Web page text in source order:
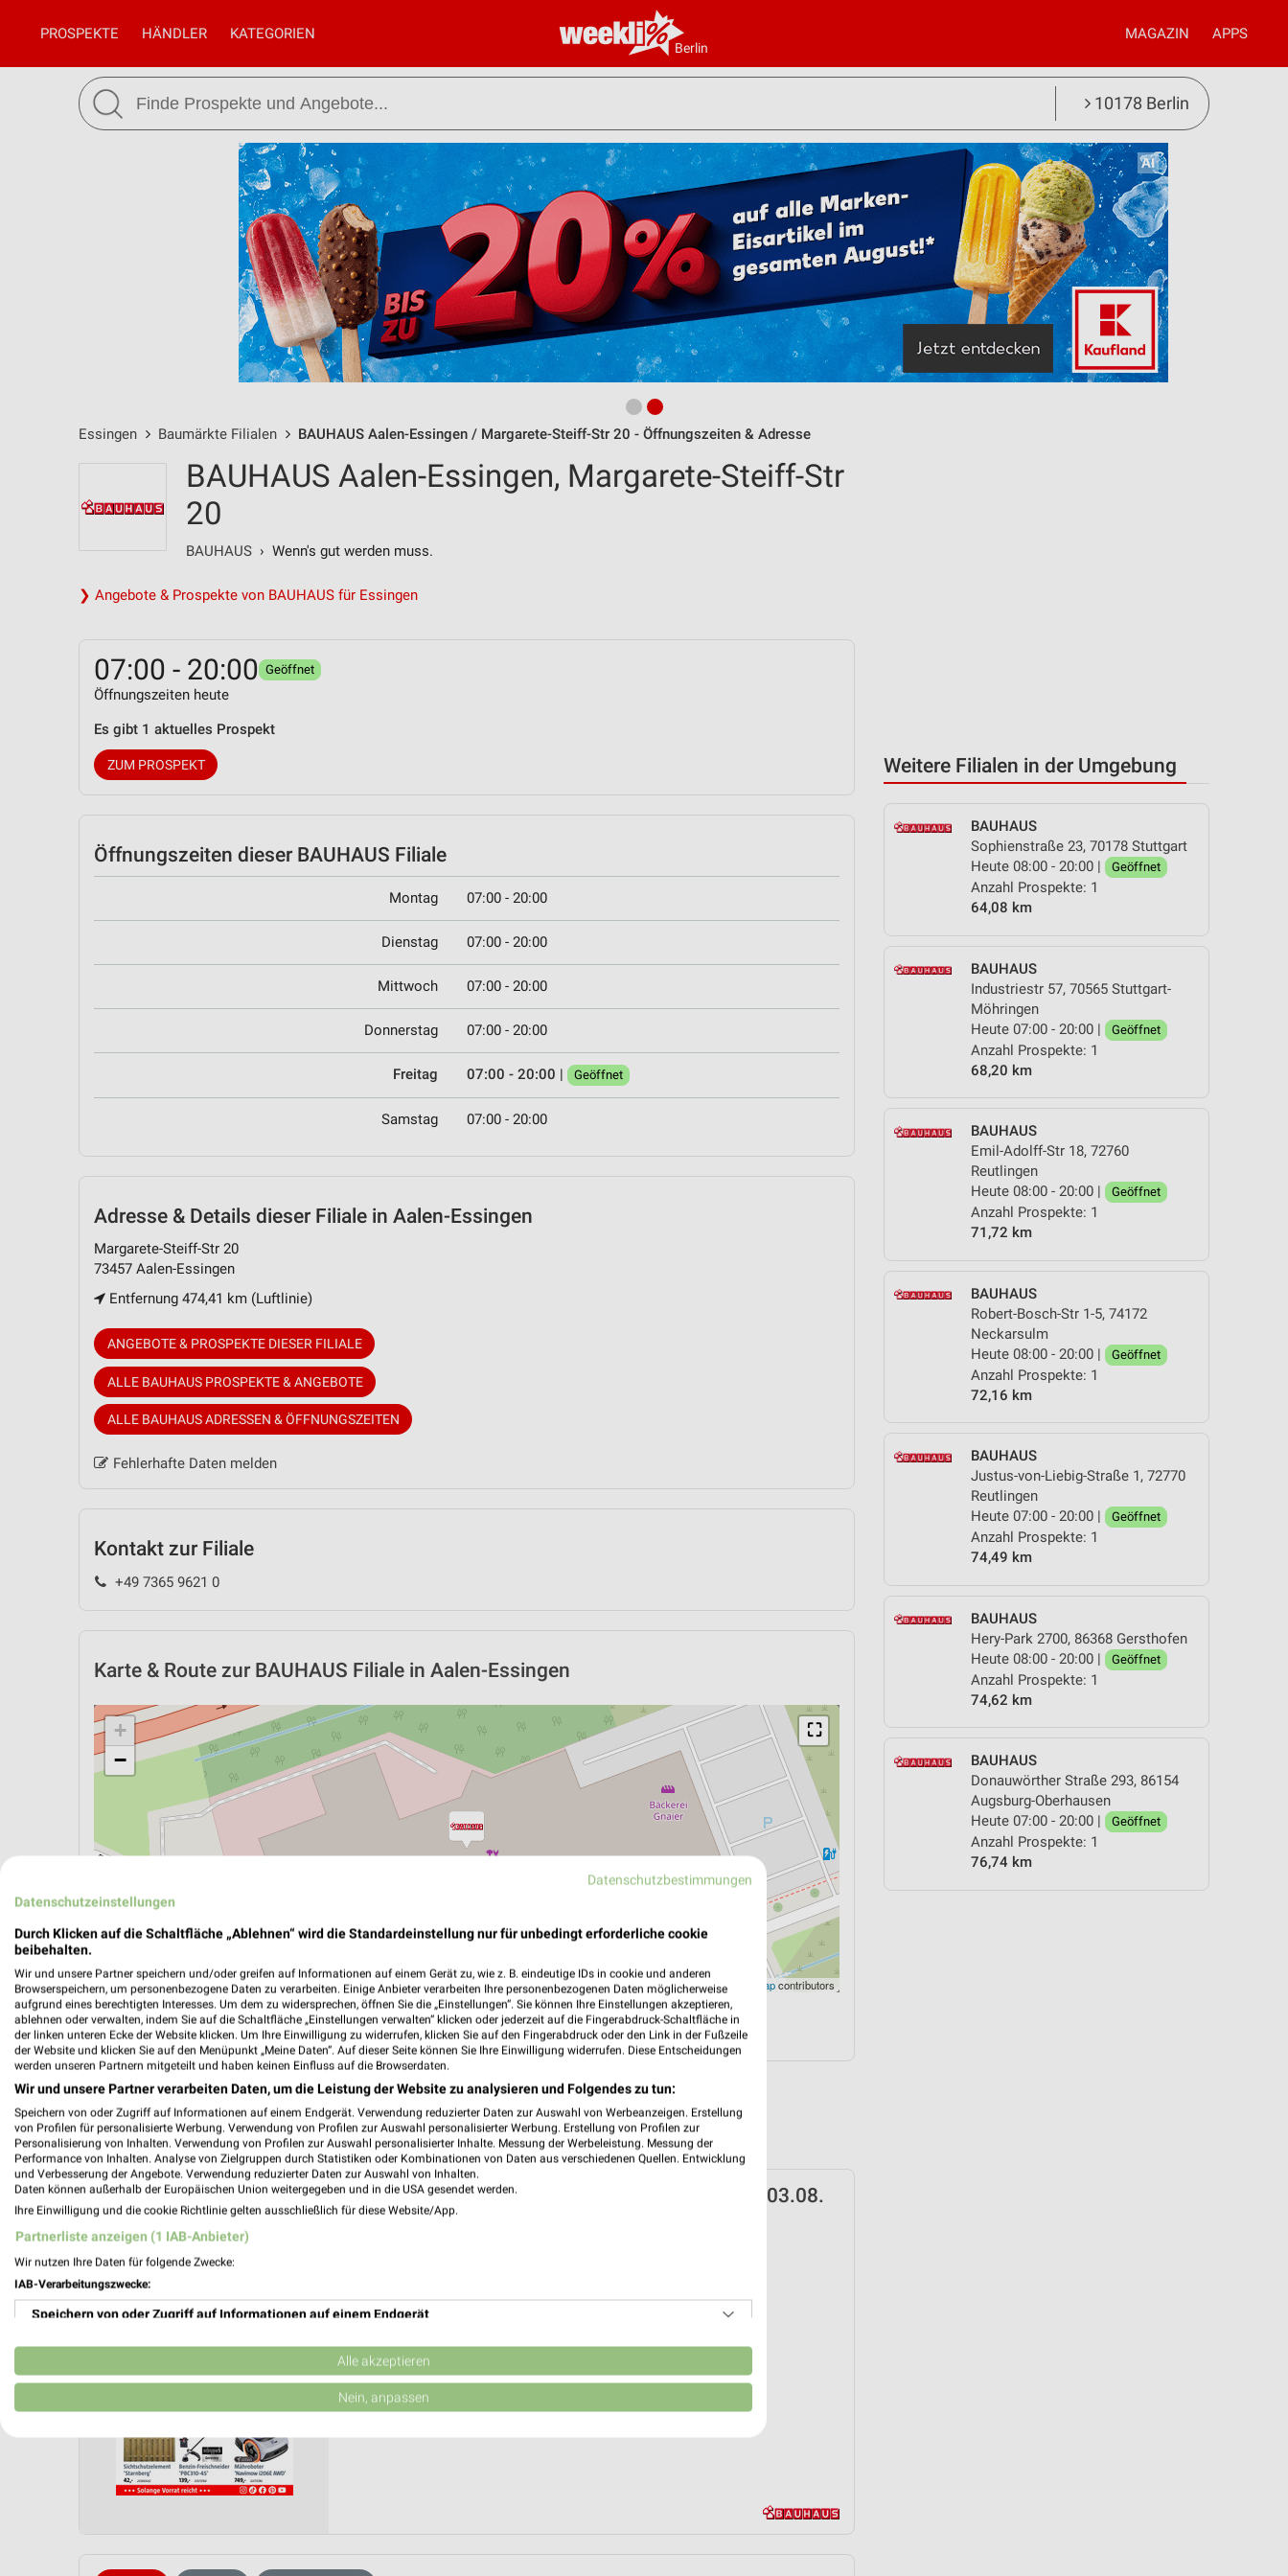
Berlin
PROSPEKTE HÄNDLER KATEGORIEN MAGAZIN APPS
10178 Berlin
Essingen Baumärkte Filialen BAUHAUS Aalen-Essingen / Margarete-Steiff-Str 20 - Öffnungszeiten & Adresse
Weitere Filialen in der Umgebung
BAUHAUS
Sophienstraße 23, 70178 Stuttgart
Heute 08:00 - 20:00 |
Geöffnet
Anzahl Prospekte: 1
64,08 km
BAUHAUS
Industriestr 57, 70565 Stuttgart-
Möhringen
Heute 07:00 - 20:00 |
Geöffnet
Anzahl Prospekte: 1
68,20 km
BAUHAUS
Emil-Adolff-Str 18, 72760
Reutlingen
Heute 08:00 - 20:00 |
Geöffnet
Anzahl Prospekte: 1
71,72 km
BAUHAUS
Robert-Bosch-Str 1-5, 74172
Neckarsulm
Heute 08:00 - 20:00 |
Geöffnet
Anzahl Prospekte: 1
72,16 km
BAUHAUS
Justus-von-Liebig-Straße 1, 72770
Reutlingen
Heute 07:00 - 20:00 |
Geöffnet
Anzahl Prospekte: 1
74,49 km
BAUHAUS
Hery-Park 2700, 86368 Gersthofen
Heute 08:00 - 20:00 |
Geöffnet
Anzahl Prospekte: 1
74,62 km
BAUHAUS
Donauwörther Straße 293, 86154
Augsburg-Oberhausen
Heute 07:00 - 20:00 |
Geöffnet
Anzahl Prospekte: 1
76,74 km
BAUHAUS Aalen-Essingen, Margarete-Steiff-Str
20
BAUHAUS › Wenn's gut werden muss.
❯ Angebote & Prospekte von BAUHAUS für Essingen
07:00 - 20:00 Geöffnet
Öffnungszeiten heute
Es gibt 1 aktuelles Prospekt
ZUM PROSPEKT
Öffnungszeiten dieser BAUHAUS Filiale
Montag 07:00 - 20:00
Dienstag 07:00 - 20:00
Mittwoch 07:00 - 20:00
Donnerstag 07:00 - 20:00
Freitag 07:00 - 20:00 | Geöffnet
Samstag 07:00 - 20:00
Adresse & Details dieser Filiale in Aalen-Essingen
Margarete-Steiff-Str 20
73457 Aalen-Essingen
Entfernung 474,41 km (Luftlinie)
ANGEBOTE & PROSPEKTE DIESER FILIALE
ALLE BAUHAUS PROSPEKTE & ANGEBOTE
ALLE BAUHAUS ADRESSEN & ÖFFNUNGSZEITEN
Fehlerhafte Daten melden
Kontakt zur Filiale
+49 7365 9621 0
Karte & Route zur BAUHAUS Filiale in Aalen-Essingen
⛶
+
−
Leaflet|©OpenStreetMapcontributors
ÖPNV ANZEIGEN LADESÄULEN ANZEIGEN NAVIGATION MIT GOOGLE/IOS MAPS
Aktuelle Angebote in dieser Filiale
Anzahl Prospekte: 1
Letztes Prospektupdate: vor 8 Tagen
❯
BAUHAUS Prospekt für Essingen ab Mo. den 03.08.
Datenschutzbestimmungen
Datenschutzeinstellungen
Durch Klicken auf die Schaltfläche „Ablehnen“ wird die Standardeinstellung nur für unbedingt erforderliche cookie
beibehalten.
Wir und unsere Partner speichern und/oder greifen auf Informationen auf einem Gerät zu, wie z. B. eindeutige IDs in cookie und anderen
Browserspeichern, um personenbezogene Daten zu verarbeiten. Einige Anbieter verarbeiten Ihre personenbezogenen Daten möglicherweise
aufgrund eines berechtigten Interesses. Um dem zu widersprechen, öffnen Sie die „Einstellungen“. Sie können Ihre Einstellungen akzeptieren,
ablehnen oder verwalten, indem Sie auf die Schaltfläche „Einstellungen verwalten“ klicken oder jederzeit auf die Fingerabdruck-Schaltfläche in
der linken unteren Ecke der Website klicken. Um Ihre Einwilligung zu widerrufen, klicken Sie auf den Fingerabdruck oder den Link in der Fußzeile
der Website und klicken Sie auf den Menüpunkt „Meine Daten“. Auf dieser Seite können Sie Ihre Einwilligung widerrufen. Diese Entscheidungen
werden unseren Partnern mitgeteilt und haben keinen Einfluss auf die Browserdaten.
Wir und unsere Partner verarbeiten Daten, um die Leistung der Website zu analysieren und Folgendes zu tun:
Speichern von oder Zugriff auf Informationen auf einem Endgerät. Verwendung reduzierter Daten zur Auswahl von Werbeanzeigen. Erstellung
von Profilen für personalisierte Werbung. Verwendung von Profilen zur Auswahl personalisierter Werbung. Erstellung von Profilen zur
Personalisierung von Inhalten. Verwendung von Profilen zur Auswahl personalisierter Inhalte. Messung der Werbeleistung. Messung der
Performance von Inhalten. Analyse von Zielgruppen durch Statistiken oder Kombinationen von Daten aus verschiedenen Quellen. Entwicklung
und Verbesserung der Angebote. Verwendung reduzierter Daten zur Auswahl von Inhalten.
Daten können außerhalb der Europäischen Union weitergegeben und in die USA gesendet werden.
Ihre Einwilligung und die cookie Richtlinie gelten ausschließlich für diese Website/App.
Partnerliste anzeigen (1 IAB-Anbieter)
Wir nutzen Ihre Daten für folgende Zwecke:
IAB-Verarbeitungszwecke:
Speichern von oder Zugriff auf Informationen auf einem Endgerät
Verwendung reduzierter Daten zur Auswahl von Werbeanzeigen
Erstellung von Profilen für personalisierte Werbung
Erstellung von Profilen zur Personalisierung von Inhalten
Alle akzeptieren
Nein, anpassen